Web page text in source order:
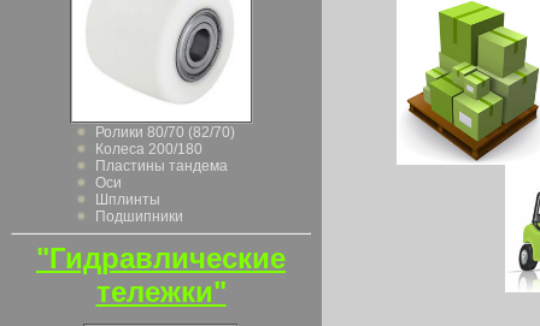
Ролики 80/70 (82/70)
Колеса 200/180
Пластины тандема
Оси
Шплинты
Подшипники
"Гидравлические
тележки"